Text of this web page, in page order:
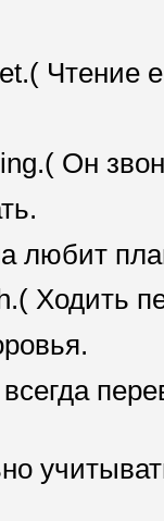
Чтение
Он
любит
Ходить